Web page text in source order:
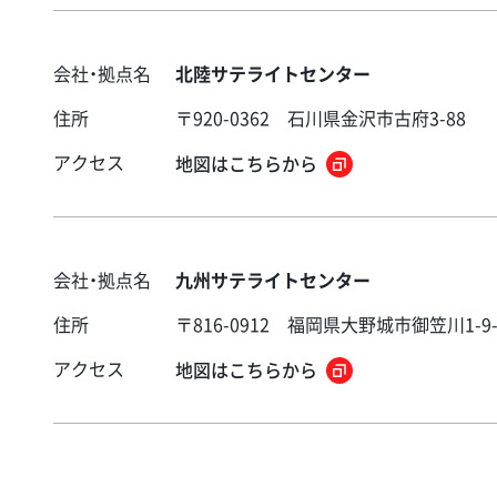
会社・拠点名
北陸サテライトセンター
住所
〒920-0362 石川県金沢市古府3-88
アクセス
地図はこちらから
会社・拠点名
九州サテライトセンター
住所
〒816-0912 福岡県大野城市御笠川1-
アクセス
地図はこちらから